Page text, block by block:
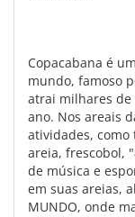
Copacabana é
mundo, famoso
atrai milhares
ano. Nos areais
atividades,
areia, frescobol,
de música e
em suas areias,
MUNDO, onde